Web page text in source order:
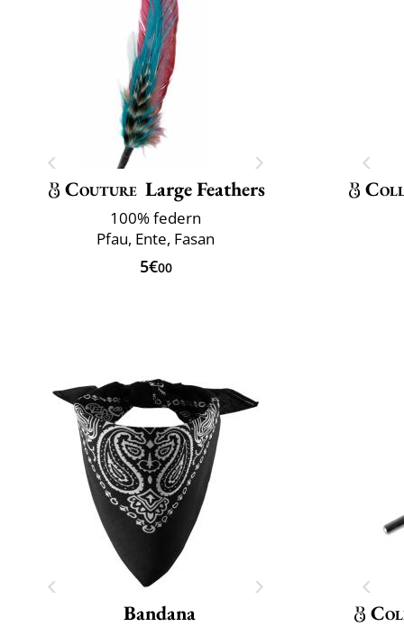
Couture Large Feathers
100% federn
Pfau, Ente, Fasan
5€00
Bandana